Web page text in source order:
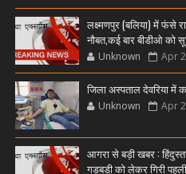
लक्ष्मणपुर (बलिया) में फंसे
नौबत,कई बार बीडीओ को
Unknown Apr
जिला अस्पताल देवरिया में
Unknown Apr
आगरा से बड़ी खबर :
गड़बड़ी को लेकर गिरी